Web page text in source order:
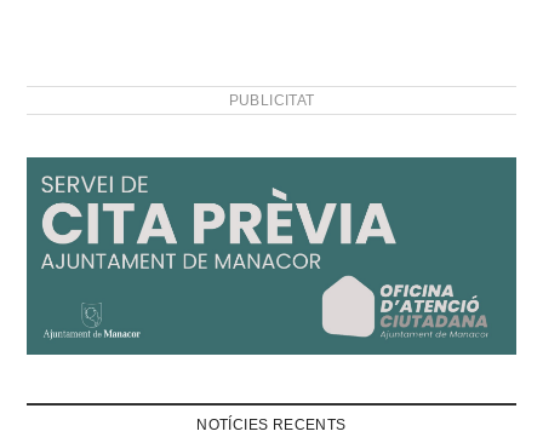
PUBLICITAT
NOTÍCIES RECENTS